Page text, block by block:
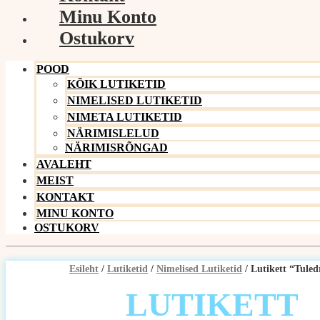
Minu Konto
Ostukorv
POOD
KÕIK LUTIKETID
NIMELISED LUTIKETID
NIMETA LUTIKETID
NÄRIMISLELUD
NÄRIMISRÕNGAD
AVALEHT
MEIST
KONTAKT
MINU KONTO
OSTUKORV
Esileht / Lutiketid / Nimelised Lutiketid / Lutikett
LUTIKETT